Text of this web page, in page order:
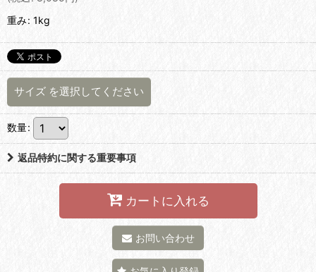
重み: 1kg
サイズ を選択してください
数量:
返品特約に関する重要事項
カートに入れる
お問い合わせ